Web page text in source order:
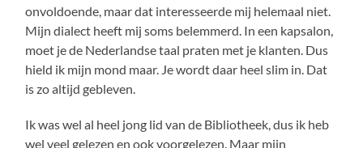
onvoldoende, maar dat interesseerde mij helemaal niet.
Mijn dialect heeft mij soms belemmerd. In een kapsalon,
moet je de Nederlandse taal praten met je klanten. Dus
hield ik mijn mond maar. Je wordt daar heel slim in. Dat
is zo altijd gebleven.
Ik was wel al heel jong lid van de Bibliotheek, dus ik heb
wel veel gelezen en ook voorgelezen. Maar mijn